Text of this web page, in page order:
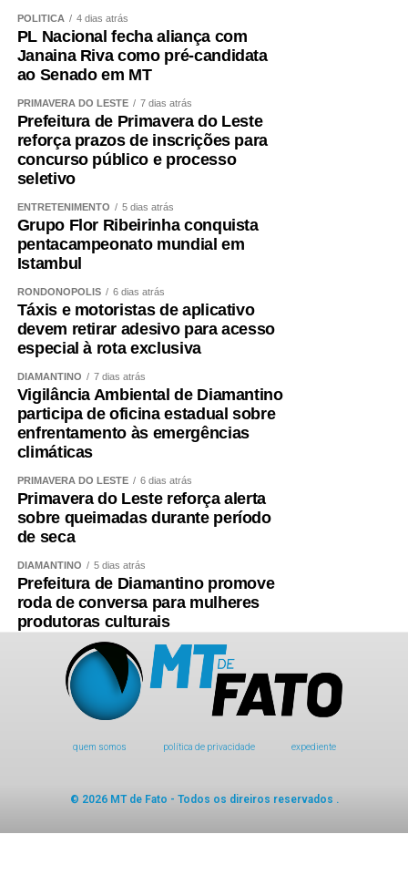
POLÍTICA 4 dias atrás
PL Nacional fecha aliança com
Janaina Riva como pré-candidata
ao Senado em MT
PRIMAVERA DO LESTE 7 dias atrás
Prefeitura de Primavera do Leste
reforça prazos de inscrições para
concurso público e processo
seletivo
ENTRETENIMENTO 5 dias atrás
Grupo Flor Ribeirinha conquista
pentacampeonato mundial em
Istambul
RONDONÓPOLIS 6 dias atrás
Táxis e motoristas de aplicativo
devem retirar adesivo para acesso
especial à rota exclusiva
DIAMANTINO 7 dias atrás
Vigilância Ambiental de Diamantino
participa de oficina estadual sobre
enfrentamento às emergências
climáticas
PRIMAVERA DO LESTE 6 dias atrás
Primavera do Leste reforça alerta
sobre queimadas durante período
de seca
DIAMANTINO 5 dias atrás
Prefeitura de Diamantino promove
roda de conversa para mulheres
produtoras culturais
quem somos política de privacidade expediente
© 2026 MT de Fato - Todos os direiros reservados .